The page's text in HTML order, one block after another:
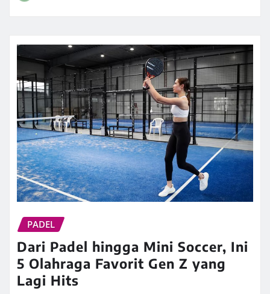
PADEL
Dari Padel hingga Mini Soccer, Ini
5 Olahraga Favorit Gen Z yang
Lagi Hits